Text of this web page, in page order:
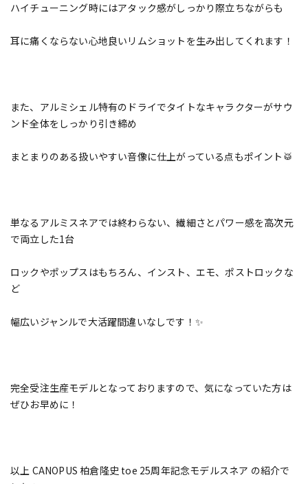
ハイチューニング時にはアタック感がしっかり際立ちながらも
耳に痛くならない心地良いリムショットを生み出してくれます！
また、アルミシェル特有のドライでタイトなキャラクターがサウ
ンド全体をしっかり引き締め
まとまりのある扱いやすい音像に仕上がっている点もポイント🥁
単なるアルミスネアでは終わらない、繊細さとパワー感を高次元
で両立した1台
ロックやポップスはもちろん、インスト、エモ、ポストロックな
ど
幅広いジャンルで大活躍間違いなしです！✨
完全受注生産モデルとなっておりますので、気になっていた方は
ぜひお早めに！
以上 CANOPUS 柏倉隆史 toe 25周年記念モデルスネア の紹介で